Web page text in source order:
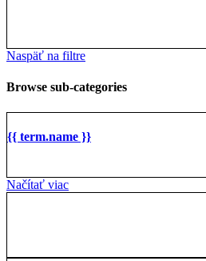
Naspäť na filtre
Browse sub-categories
{{ term.name }}
Načítať viac